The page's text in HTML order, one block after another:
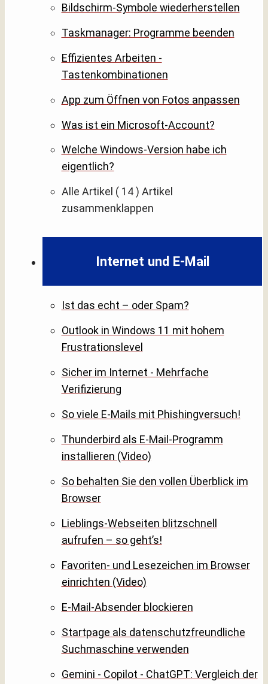
Bildschirm-Symbole wiederherstellen
Taskmanager: Programme beenden
Effizientes Arbeiten -
Tastenkombinationen
App zum Öffnen von Fotos anpassen
Was ist ein Microsoft-Account?
Welche Windows-Version habe ich
eigentlich?
Alle Artikel ( 14 ) Artikel
zusammenklappen
Internet und E-Mail
Ist das echt – oder Spam?
Outlook in Windows 11 mit hohem
Frustrationslevel
Sicher im Internet - Mehrfache
Verifizierung
So viele E-Mails mit Phishingversuch!
Thunderbird als E-Mail-Programm
installieren (Video)
So behalten Sie den vollen Überblick im
Browser
Lieblings-Webseiten blitzschnell
aufrufen – so geht’s!
Favoriten- und Lesezeichen im Browser
einrichten (Video)
E-Mail-Absender blockieren
Startpage als datenschutzfreundliche
Suchmaschine verwenden
Gemini - Copilot - ChatGPT: Vergleich der